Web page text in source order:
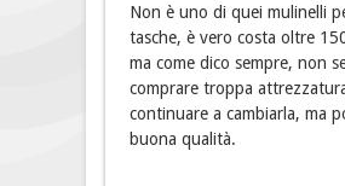
Non è uno di quei mulinelli
tasche, è vero costa oltre
ma come dico sempre, non
comprare troppa
continuare a cambiarla, ma
buona qualità.